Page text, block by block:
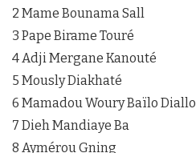
2 Mame Bounama Sall
3 Pape Birame Touré
4 Adji Mergane Kanouté
5 Mously Diakhaté
6 Mamadou Woury Baïlo Diallo
7 Dieh Mandiaye Ba
8 Aymérou Gning